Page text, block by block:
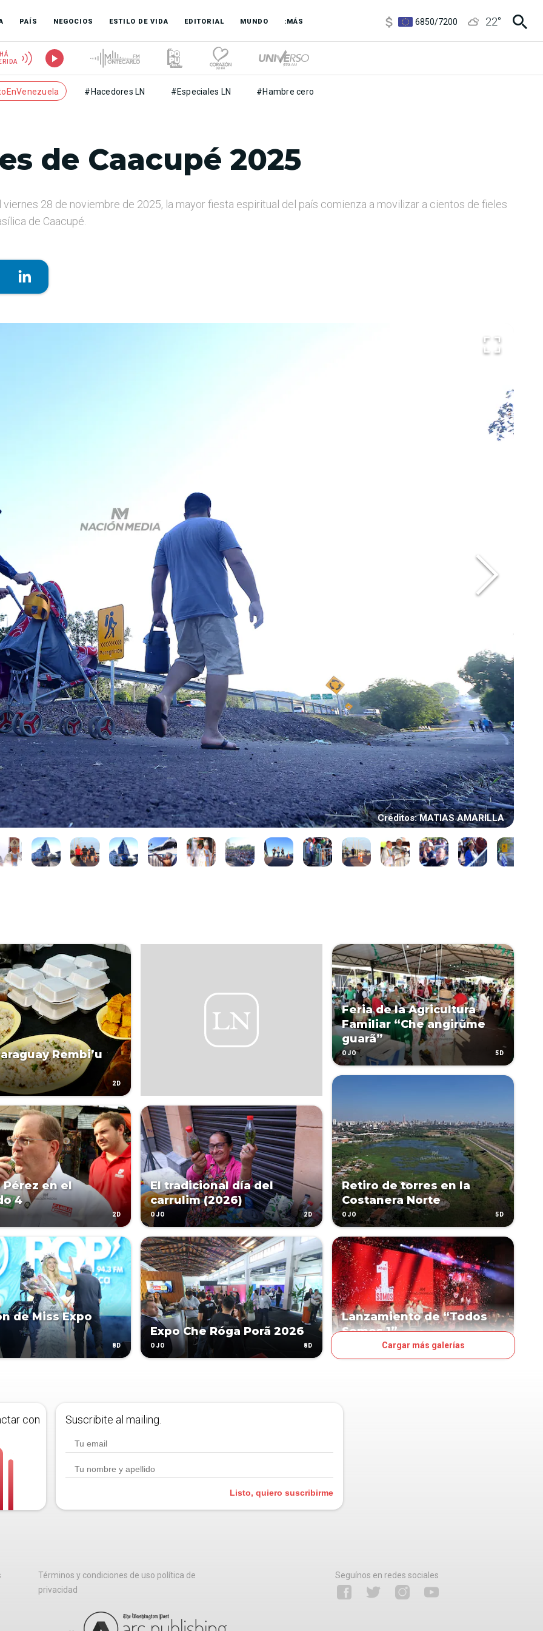
PAÍS NEGOCIOS ESTILO DE VIDA EDITORIAL MUNDO :MÁS
6850 /7200
22°
#Hacedores LN #Especiales LN #Hambre cero
de Caacupé 2025
viernes 28 de noviembre de 2025, la mayor fiesta espiritual del país comienza a movilizar a cientos de fieles
de Caacupé.
Créditos: MATIAS AMARILLA
Rembi’u
2D
Pérez en el
4
2D
El tradicional día del
carrulim (2026)
OJO 2D
Feria de la Agricultura
Familiar “Che angirũme
guarã”
OJO 5D
Retiro de torres en la
Costanera Norte
OJO 5D
de Miss Expo
8D
Expo Che Róga Porã 2026
OJO 8D
Lanzamiento de “Todos
Somos 1”
Cargar más galerías
con
Suscribite al mailing.
Listo, quiero suscribirme
Términos y condiciones de uso política de
privacidad
Seguínos en redes sociales